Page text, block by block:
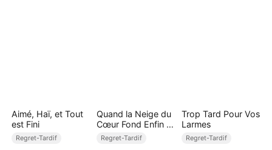
Aimé, Haï, et Tout
est Fini
Regret-Tardif
Quand la Neige du
Cœur Fond Enfin (
Doublé )
Regret-Tardif
Trop Tard Pour Vos
Larmes
Regret-Tardif